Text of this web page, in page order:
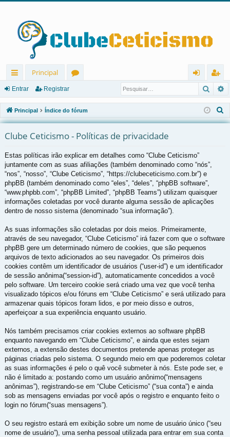
in
ks
rá
pi
d
os
Principal
u
ns
ra
r
eg
ist
ra
Entrar Registrar
Principal Índice do fórum
e
Clube Ceticismo - Políticas de privacidade
Estas políticas irão explicar em detalhes como “Clube Ceticismo”
juntamente com as suas afiliações (também denominado como “nós”,
“nos”, “nosso”, “Clube Ceticismo”, “https://clubeceticismo.com.br”) e
phpBB (também denominado como “eles”, “deles”, “phpBB software”,
“www.phpbb.com”, “phpBB Limited”, “phpBB Teams”) utilizam quaisquer
informações coletadas por você durante alguma sessão de aplicações
dentro de nosso sistema (denominado “sua informação”).
As suas informações são coletadas por dois meios. Primeiramente,
através de seu navegador, “Clube Ceticismo” irá fazer com que o software
phpBB gere um determinado número de cookies, que são pequenos
arquivos de texto adicionados ao seu navegador. Os primeiros dois
cookies contêm um identificador de usuários (“user-id”) e um identificador
de sessão anônima(“session-id”), automaticamente concedidos a você
pelo software. Um terceiro cookie será criado uma vez que você tenha
visualizado tópicos e/ou fóruns em “Clube Ceticismo” e será utilizado para
armazenar quais tópicos foram lidos, e por meio disso e outros,
aperfeiçoar a sua experiência enquanto usuário.
Nós também precisamos criar cookies externos ao software phpBB
enquanto navegando em “Clube Ceticismo”, e ainda que estes sejam
externos, a extensão destes documentos pretende apenas proteger as
páginas criadas pelo sistema. O segundo meio em que poderemos coletar
as suas informações é pelo o quê você submeter à nós. Este pode ser, e
não é limitado a: postando como um usuário anônimo(“mensagens
anônimas”), registrando-se em “Clube Ceticismo” (“sua conta”) e ainda
sob as mensagens enviadas por você após o registro e enquanto feito o
login no fórum(“suas mensagens”).
O seu registro estará em exibição sobre um nome de usuário único (“seu
nome de usuário”), uma senha pessoal utilizada para entrar em sua conta